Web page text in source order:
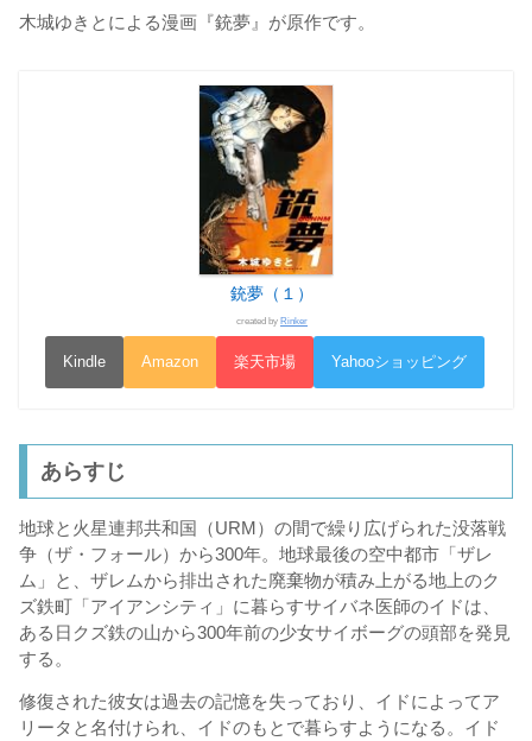
木城ゆきとによる漫画『銃夢』が原作です。
銃夢（１）
created by Rinker
Kindle Amazon 楽天市場 Yahooショッピング
あらすじ
地球と火星連邦共和国（URM）の間で繰り広げられた没落戦
争（ザ・フォール）から300年。地球最後の空中都市「ザレ
ム」と、ザレムから排出された廃棄物が積み上がる地上のク
ズ鉄町「アイアンシティ」に暮らすサイバネ医師のイドは、
ある日クズ鉄の山から300年前の少女サイボーグの頭部を発見
する。
修復された彼女は過去の記憶を失っており、イドによってア
リータと名付けられ、イドのもとで暮らすようになる。イド